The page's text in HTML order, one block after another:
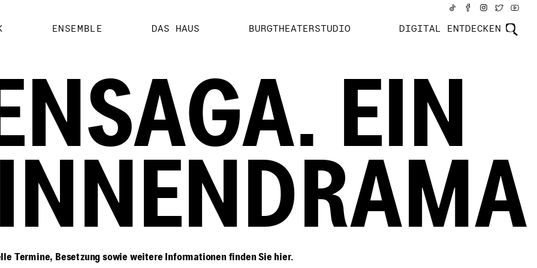
ENSEMBLE DAS HAUS BURGTHEATERSTUDIO DIGITAL ENTDECKEN
EIN
Termine, Besetzung sowie weitere Informationen finden Sie hier.